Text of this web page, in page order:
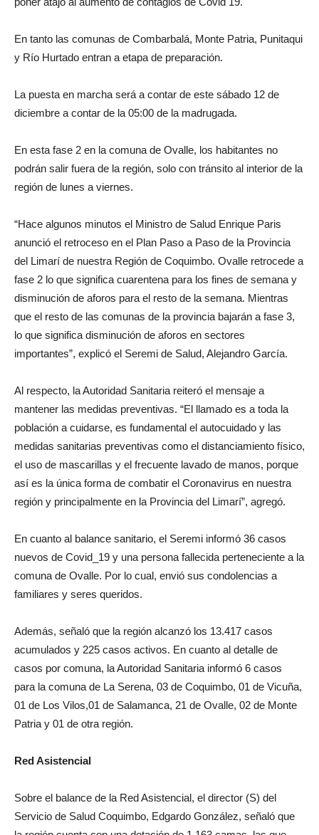
En tanto las comunas de Combarbalá, Monte Patria, Punitaqui
y Río Hurtado entran a etapa de preparación.
La puesta en marcha será a contar de este sábado 12 de
diciembre a contar de la 05:00 de la madrugada.
En esta fase 2 en la comuna de Ovalle, los habitantes no
podrán salir fuera de la región, solo con tránsito al interior de la
región de lunes a viernes.
“Hace algunos minutos el Ministro de Salud Enrique Paris
anunció el retroceso en el Plan Paso a Paso de la Provincia
del Limarí de nuestra Región de Coquimbo. Ovalle retrocede a
fase 2 lo que significa cuarentena para los fines de semana y
disminución de aforos para el resto de la semana. Mientras
que el resto de las comunas de la provincia bajarán a fase 3,
lo que significa disminución de aforos en sectores
importantes”, explicó el Seremi de Salud, Alejandro García.
Al respecto, la Autoridad Sanitaria reiteró el mensaje a
mantener las medidas preventivas. “El llamado es a toda la
población a cuidarse, es fundamental el autocuidado y las
medidas sanitarias preventivas como el distanciamiento físico,
el uso de mascarillas y el frecuente lavado de manos, porque
así es la única forma de combatir el Coronavirus en nuestra
región y principalmente en la Provincia del Limarí”, agregó.
En cuanto al balance sanitario, el Seremi informó 36 casos
nuevos de Covid_19 y una persona fallecida perteneciente a la
comuna de Ovalle. Por lo cual, envió sus condolencias a
familiares y seres queridos.
Además, señaló que la región alcanzó los 13.417 casos
acumulados y 225 casos activos. En cuanto al detalle de
casos por comuna, la Autoridad Sanitaria informó 6 casos
para la comuna de La Serena, 03 de Coquimbo, 01 de Vicuña,
01 de Los Vilos,01 de Salamanca, 21 de Ovalle, 02 de Monte
Patria y 01 de otra región.
Red Asistencial
Sobre el balance de la Red Asistencial, el director (S) del
Servicio de Salud Coquimbo, Edgardo González, señaló que